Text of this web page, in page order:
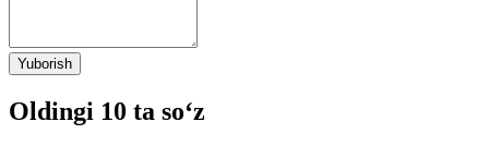
Yuborish
Oldingi 10 ta so‘z